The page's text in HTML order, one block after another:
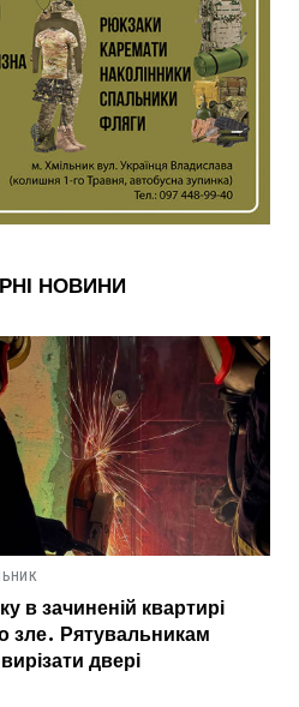
НОВИНИ
в зачиненій квартирі
зле. Рятувальникам
двері